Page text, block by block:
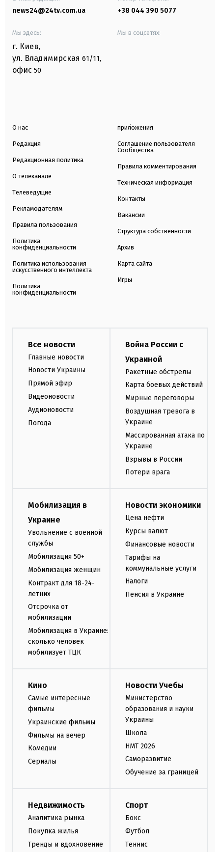
news24@24tv.com.ua +38 044 390 5077
Мы здесь:
г. Киев,
ул. Владимирская 61/11,
офис 50
Мы в соцсетях:
О нас
Редакция
Редакционная политика
О телеканале
Телеведущие
Рекламодателям
Правила пользования
Политика
конфиденциальности
Политика использования
искусственного интеллекта
Политика
конфиденциальности
приложения
Соглашение пользователя
Сообщества
Правила комментирования
Техническая информация
Контакты
Вакансии
Структура собственности
Архив
Карта сайта
Игры
Все новости
Главные новости
Новости Украины
Прямой эфир
Видеоновости
Аудионовости
Погода
Война России с
Украиной
Ракетные обстрелы
Карта боевых действий
Мирные переговоры
Воздушная тревога в
Украине
Массированная атака по
Украине
Взрывы в России
Потери врага
Мобилизация в
Украине
Увольнение с военной
службы
Мобилизация 50+
Мобилизация женщин
Контракт для 18-24-
летних
Отсрочка от
мобилизации
Мобилизация в Украине:
сколько человек
мобилизует ТЦК
Новости экономики
Цена нефти
Курсы валют
Финансовые новости
Тарифы на
коммунальные услуги
Налоги
Пенсия в Украине
Кино
Самые интересные
фильмы
Украинские фильмы
Фильмы на вечер
Комедии
Сериалы
Новости Учебы
Министерство
образования и науки
Украины
Школа
НМТ 2026
Саморазвитие
Обучение за границей
Недвижимость
Аналитика рынка
Покупка жилья
Тренды и вдохновение
Спорт
Бокс
Футбол
Теннис